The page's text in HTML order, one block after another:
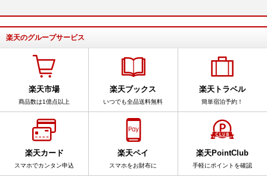
楽天のグループサービス
楽天市場
商品数は1億点以上
楽天ブックス
いつでも全品送料無料
楽天トラベル
簡単宿泊予約！
楽天カード
スマホでカンタン申込
楽天ペイ
スマホをお財布に
楽天PointClub
手軽にポイントを確認